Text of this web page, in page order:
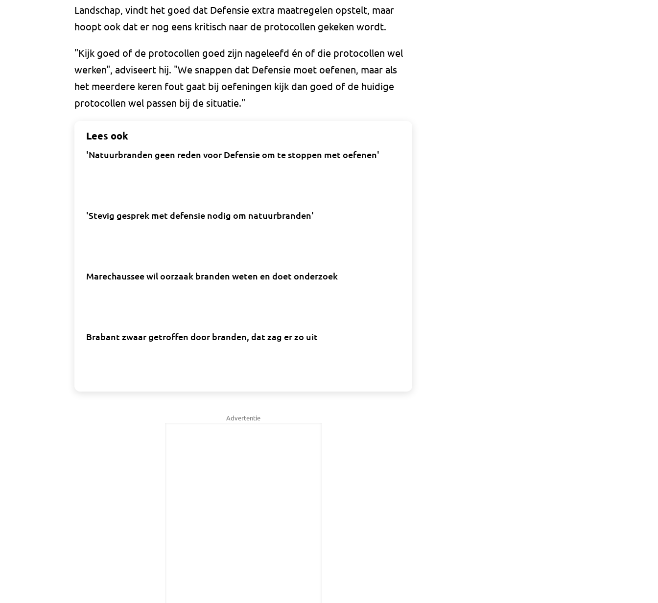
Landschap, vindt het goed dat Defensie extra maatregelen opstelt, maar
hoopt ook dat er nog eens kritisch naar de protocollen gekeken wordt.
"Kijk goed of de protocollen goed zijn nageleefd én of die protocollen wel
werken", adviseert hij. "We snappen dat Defensie moet oefenen, maar als
het meerdere keren fout gaat bij oefeningen kijk dan goed of de huidige
protocollen wel passen bij de situatie."
Lees ook
'Natuurbranden geen reden voor Defensie om te stoppen met oefenen'
'Stevig gesprek met defensie nodig om natuurbranden'
Marechaussee wil oorzaak branden weten en doet onderzoek
Brabant zwaar getroffen door branden, dat zag er zo uit
Advertentie